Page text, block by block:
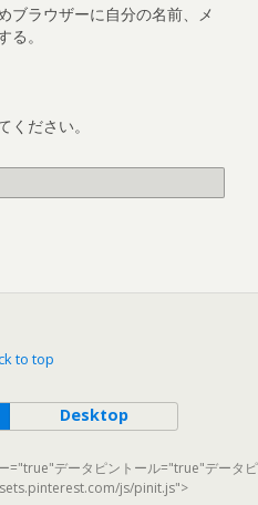
ブラウザーに自分の名前、メ
。
ださい。
to top
Desktop
="true"データピントール="true"データピ
js/pinit.js">